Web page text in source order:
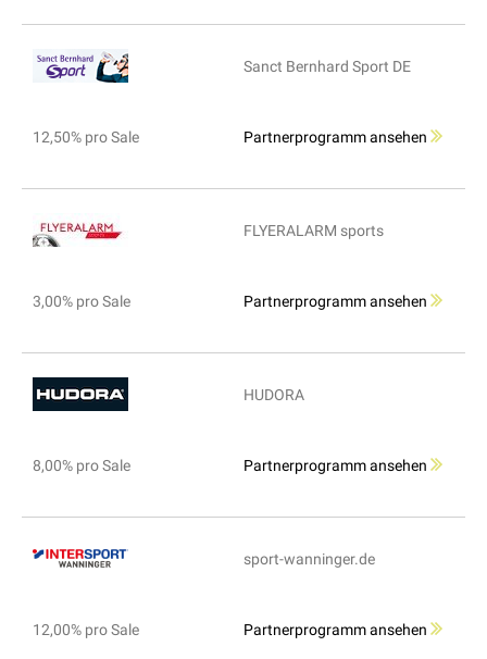
Sanct Bernhard Sport DE
12,50% pro Sale Partnerprogramm ansehen
FLYERALARM sports
3,00% pro Sale Partnerprogramm ansehen
HUDORA
8,00% pro Sale Partnerprogramm ansehen
sport-wanninger.de
12,00% pro Sale Partnerprogramm ansehen